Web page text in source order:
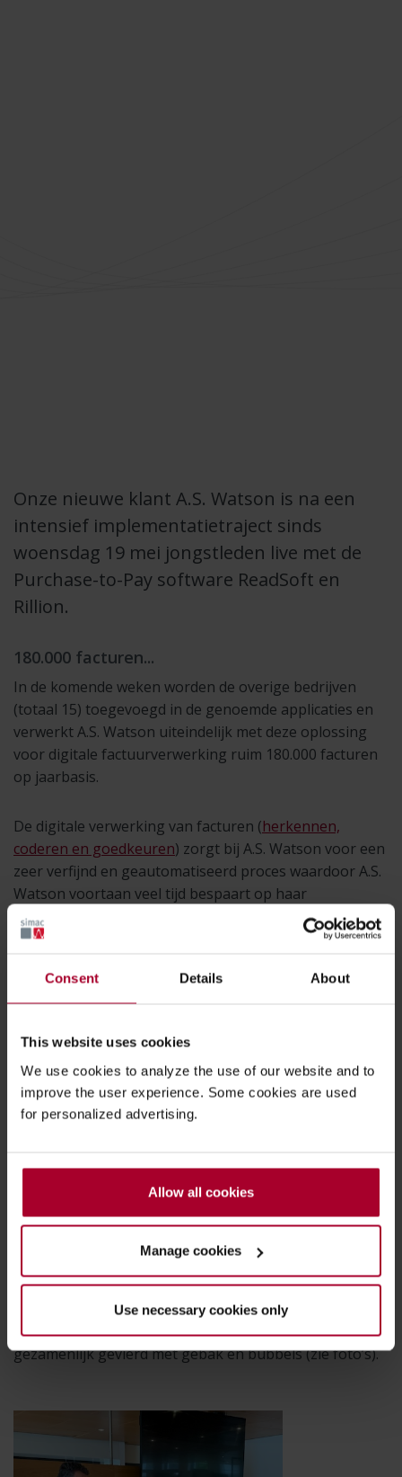
Consent Details About
This website uses cookies
We use cookies to analyze the use of our website and to
improve the user experience. Some cookies are used
for personalized advertising.
Allow all cookies
Manage cookies
Use necessary cookies only
Onze nieuwe klant A.S. Watson is na een
intensief implementatietraject sinds
woensdag 19 mei jongstleden live met de
Purchase-to-Pay software ReadSoft en
Rillion.
180.000 facturen...
In de komende weken worden de overige bedrijven
(totaal 15) toegevoegd in de genoemde applicaties en
verwerkt A.S. Watson uiteindelijk met deze oplossing
voor digitale factuurverwerking ruim 180.000 facturen
op jaarbasis.
De digitale verwerking van facturen (herkennen,
coderen en goedkeuren) zorgt bij A.S. Watson voor een
zeer verfijnd en geautomatiseerd proces waardoor A.S.
Watson voortaan veel tijd bespaart op haar
handmatige werkzaamheden en het digitale
factuurverwerkingsproces een zeer hoge mate van
de tomeloze inzet van en goede samenwerking tussen
de beide projectteams op locatie bij A.S. Watson op het
hoofdkantoor in Renswoude lukte het om de eerste
als journaalpost in het ERP-systeem van Oracle e-
business suite te krijgen. Rond half 5 was de volledige
digitale verwerking van de eerste factuur (van
opgeleverde oplossing werkt!
Na livegang is dat op het hoofdkantoor van A.S.
Watson in Renswoude welverdiend door beide teams
gezamenlijk gevierd met gebak en bubbels (zie foto’s).